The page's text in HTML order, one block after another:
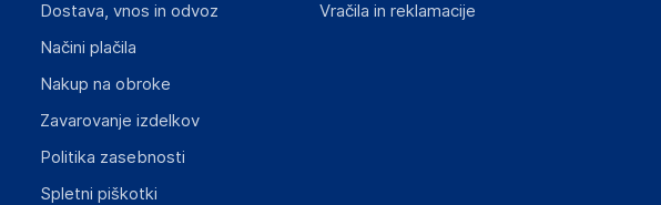
Dostava, vnos in odvoz
Načini plačila
Nakup na obroke
Zavarovanje izdelkov
Politika zasebnosti
Spletni piškotki
Vračila in reklamacije